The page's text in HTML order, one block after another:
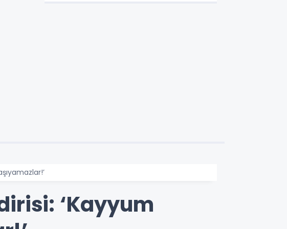
‘Kayyum